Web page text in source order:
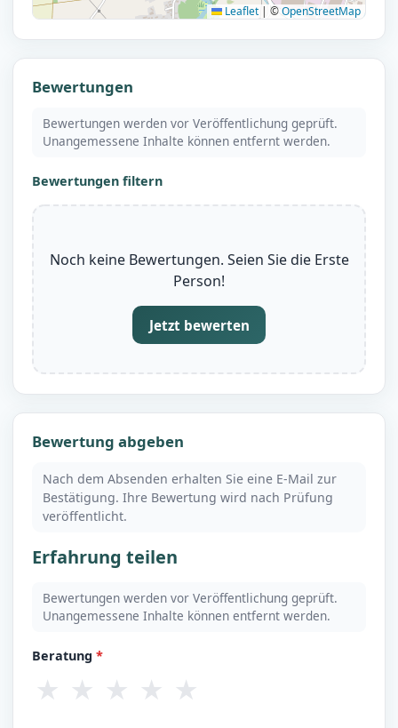
Leaflet | ©OpenStreetMap
Bewertungen
Bewertungen werden vor Veröffentlichung geprüft.
Unangemessene Inhalte können entfernt werden.
Bewertungen filtern
Noch keine Bewertungen. Seien Sie die Erste
Person!
Jetzt bewerten
Bewertung abgeben
Nach dem Absenden erhalten Sie eine E-Mail zur
Bestätigung. Ihre Bewertung wird nach Prüfung
veröffentlicht.
Erfahrung teilen
Bewertungen werden vor Veröffentlichung geprüft.
Unangemessene Inhalte können entfernt werden.
Beratung*
★ ★ ★ ★ ★